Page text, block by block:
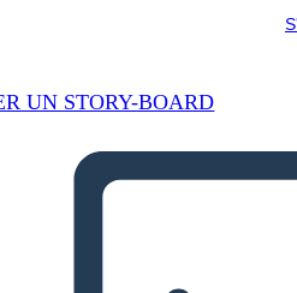
UN STORY-BOARD